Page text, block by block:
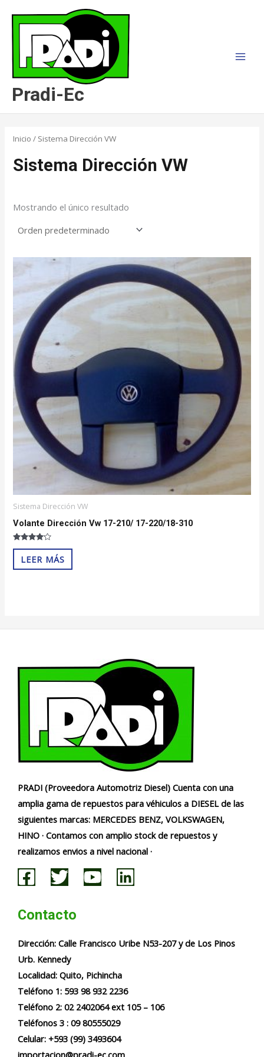
contenido
Pradi-Ec
Inicio / Sistema Dirección VW
Sistema Dirección VW
Mostrando el único resultado
Sistema Dirección VW
Volante Dirección Vw 17-210/ 17-220/18-310
Valorado
4.00
de 5
LEER MÁS
PRADI (Proveedora Automotriz Diesel) Cuenta con una
amplia gama de repuestos para véhiculos a DIESEL de las
siguientes marcas: MERCEDES BENZ, VOLKSWAGEN,
HINO · Contamos con amplio stock de repuestos y
realizamos envios a nivel nacional ·
Contacto
Dirección: Calle Francisco Uribe N53-207 y de Los Pinos
Urb. Kennedy
Localidad: Quito, Pichincha
Teléfono 1: 593 98 932 2236​​
Teléfono 2: 02 2402064 ext 105 – 106
Teléfonos 3 : 09 80555029
Celular: +593 (99) 3493604
importacion@pradi-ec.com